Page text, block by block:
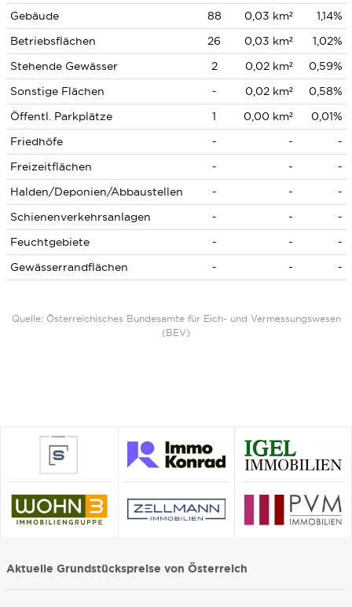
Gebäude 88 0,03 km²
1,14%
Betriebsflächen
26 0,03 km²
1,02%
Stehende Gewässer
2 0,02 km²
0,59%
Sonstige Flächen
- 0,02 km²
0,58%
Öffentl. Parkplätze
1 0,00 km²
0,01%
Friedhöfe
- -
-
Freizeitflächen
- -
-
Halden/Deponien/Abbaustellen
- -
-
Schienenverkehrsanlagen
- -
-
Feuchtgebiete
- -
-
Gewässerrandflächen
- - -
Quelle: Österreichisches Bundesamte für Eich- und Vermessungswesen
(BEV)
Aktuelle Grundstückspreise von Österreich